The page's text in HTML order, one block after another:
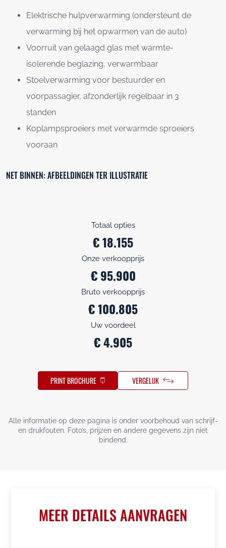
Elektrische hulpverwarming (ondersteunt de
verwarming bij het opwarmen van de auto)
Voorruit van gelaagd glas met warmte-
isolerende beglazing, verwarmbaar
Stoelverwarming voor bestuurder en
voorpassagier, afzonderlijk regelbaar in 3
standen
Koplampsproeiers met verwarmde sproeiers
vooraan
NET BINNEN: AFBEELDINGEN TER ILLUSTRATIE
Totaal opties
€ 18.155
Onze verkoopprijs
€ 95.900
Bruto verkoopprijs
€ 100.805
Uw voordeel
€ 4.905
PRINT BROCHURE VERGELIJK
Alle informatie op deze pagina is onder voorbehoud van schrijf-
en drukfouten. Foto’s, prijzen en andere gegevens zijn niet
bindend.
MEER DETAILS AANVRAGEN